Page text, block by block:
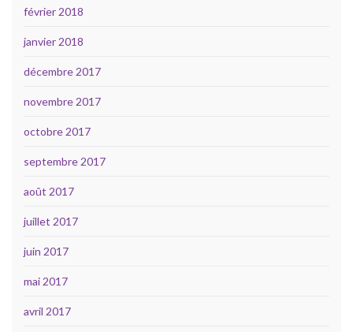
février 2018
janvier 2018
décembre 2017
novembre 2017
octobre 2017
septembre 2017
août 2017
juillet 2017
juin 2017
mai 2017
avril 2017